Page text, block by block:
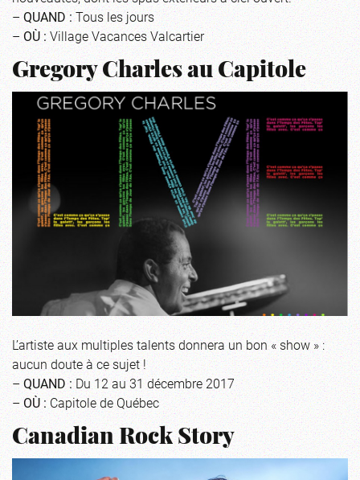
–QUAND :Tous les jours
–OÙ :Village Vacances Valcartier
Gregory Charles au Capitole
L’artiste aux multiples talents donnera un bon « show » :
aucun doute à ce sujet !
–QUAND :Du 12 au 31 décembre 2017
–OÙ :Capitole de Québec
Canadian Rock Story